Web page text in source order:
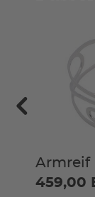
Armreif
459,00